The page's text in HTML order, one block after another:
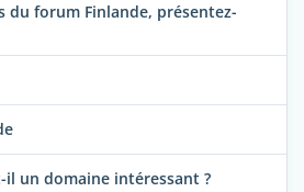
du forum Finlande, présentez-
il un domaine intéressant ?